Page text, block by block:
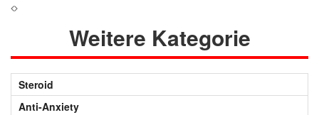
Weitere Kategorie
Steroid
Anti-Anxiety